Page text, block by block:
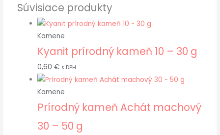
Súvisiace produkty
Kamene
Kyanit prírodný kameň 10 – 30 g
0,60 € s DPH
Kamene
Prírodný kameň Achát machový
30 – 50 g